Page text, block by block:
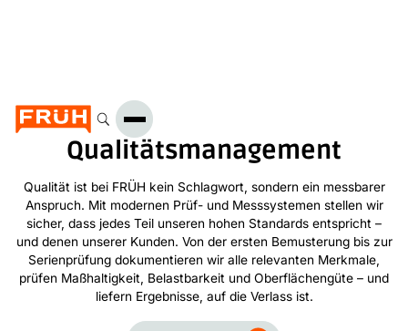
Qualitätsmanagement
Qualität ist bei FRÜH kein Schlagwort, sondern ein messbarer
Anspruch. Mit modernen Prüf- und Messsystemen stellen wir
sicher, dass jedes Teil unseren hohen Standards entspricht –
und denen unserer Kunden. Von der ersten Bemusterung bis zur
Serienprüfung dokumentieren wir alle relevanten Merkmale,
prüfen Maßhaltigkeit, Belastbarkeit und Oberflächengüte – und
liefern Ergebnisse, auf die Verlass ist.